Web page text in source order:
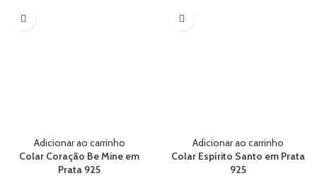
Adicionar ao carrinho
Colar Coração Be Mine em
Prata 925
Adicionar ao carrinho
Colar Espírito Santo em Prata
925